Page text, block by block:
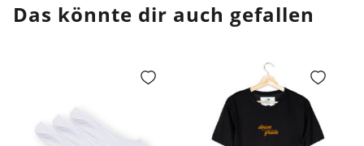
Das könnte dir auch gefallen